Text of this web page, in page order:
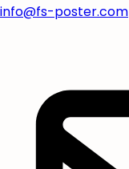
info@fs-poster.com